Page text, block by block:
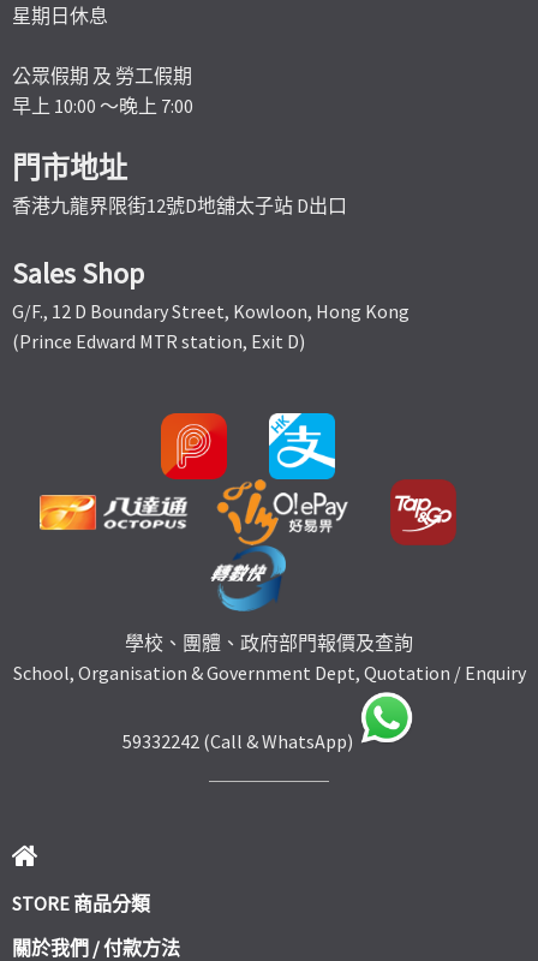
星期日休息
公眾假期 及 勞工假期
早上 10:00 ～晚上 7:00
門市地址
香港九龍界限街12號D地舖太子站 D出口
Sales Shop
G/F., 12 D Boundary Street, Kowloon, Hong Kong
(Prince Edward MTR station, Exit D)
學校、團體、政府部門報價及查詢
School, Organisation & Government Dept, Quotation / Enquiry
59332242 (Call & WhatsApp)
STORE 商品分類
關於我們 / 付款方法